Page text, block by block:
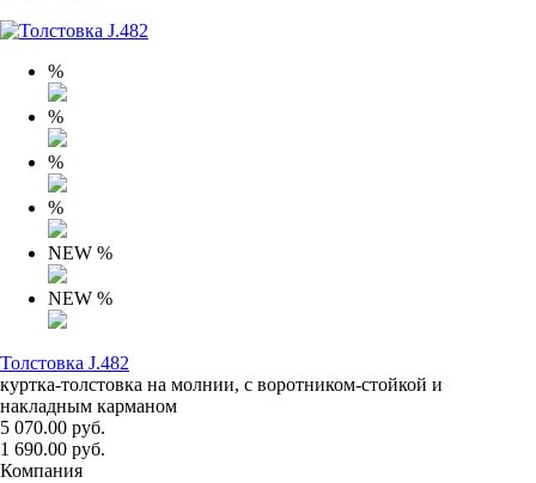
%
%
%
%
NEW %
NEW %
Толстовка J.482
куртка-толстовка на молнии, с воротником-стойкой и
накладным карманом
5 070.00 руб.
1 690.00 руб.
Компания